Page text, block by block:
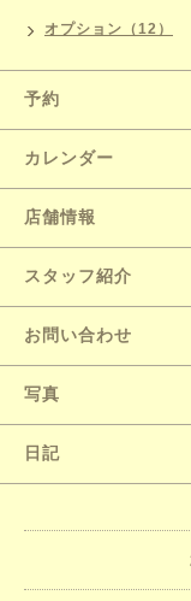
オプション（12）
予約
カレンダー
店舗情報
スタッフ紹介
お問い合わせ
写真
日記